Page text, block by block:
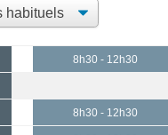
8h30 - 12h30
8h30 - 12h30